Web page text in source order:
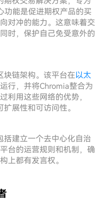
功能是促进期权产品的买
对冲的能力。这意味着交
时，保护自己免受意外的
链架构。该平台在以太
行，并将Chromia整合为
利用这些网络的优势，
展性和可访问性。
建立一个去中心化自治
台的运营规则和机制，确
上都有发言权。